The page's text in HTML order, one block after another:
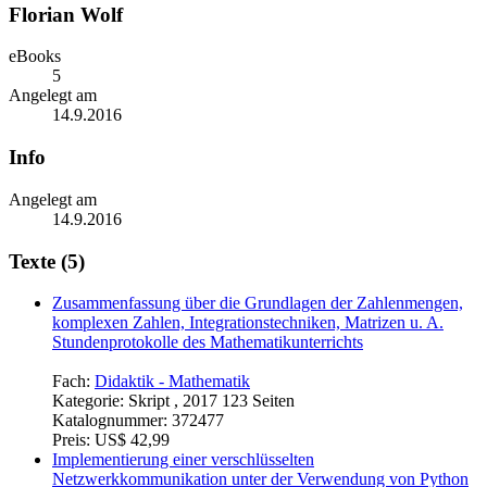
Florian Wolf
eBooks
5
Angelegt am
14.9.2016
Info
Angelegt am
14.9.2016
Texte (5)
Zusammenfassung über die Grundlagen der Zahlenmengen,
komplexen Zahlen, Integrationstechniken, Matrizen u. A.
Stundenprotokolle des Mathematikunterrichts
Fach: Didaktik - Mathematik
Kategorie: Skript , 2017 123 Seiten
Katalognummer: 372477
Preis: US$ 42,99
Implementierung einer verschlüsselten
Netzwerkkommunikation unter der Verwendung von Python